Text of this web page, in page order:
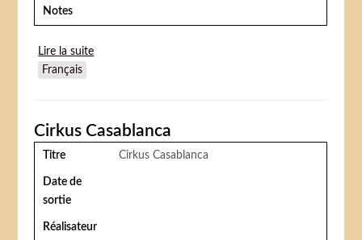
Notes
Lire la suite
Français
Cirkus Casablanca
Titre Cirkus Casablanca
Date de
sortie
Réalisateur